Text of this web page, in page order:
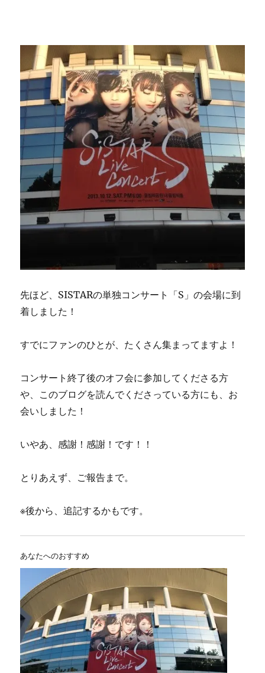
先ほど、SISTARの単独コンサート「S」の会場に到
着しました！
すでにファンのひとが、たくさん集まってますよ！
コンサート終了後のオフ会に参加してくださる方
や、このブログを読んでくださっている方にも、お
会いしました！
いやあ、感謝！感謝！です！！
とりあえず、ご報告まで。
※後から、追記するかもです。
あなたへのおすすめ